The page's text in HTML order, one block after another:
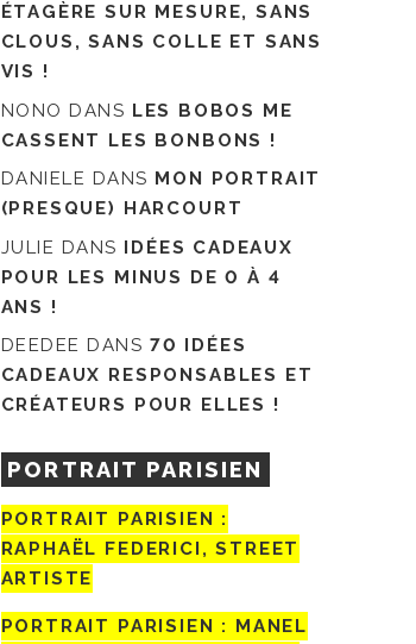
ÉTAGÈRE SUR MESURE, SANS
CLOUS, SANS COLLE ET SANS
VIS !
NONO DANS LES BOBOS ME
CASSENT LES BONBONS !
DANIELE DANS MON PORTRAIT
(PRESQUE) HARCOURT
JULIE DANS IDÉES CADEAUX
POUR LES MINUS DE 0 À 4
ANS !
DEEDEE DANS 70 IDÉES
CADEAUX RESPONSABLES ET
CRÉATEURS POUR ELLES !
PORTRAIT PARISIEN
PORTRAIT PARISIEN :
RAPHAËL FEDERICI, STREET
ARTISTE
PORTRAIT PARISIEN : MANEL